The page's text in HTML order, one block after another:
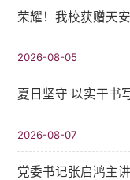
荣耀！我校获赠天
2026-08-05
夏日坚守 以实干书
2026-08-07
党委书记张启鸿主